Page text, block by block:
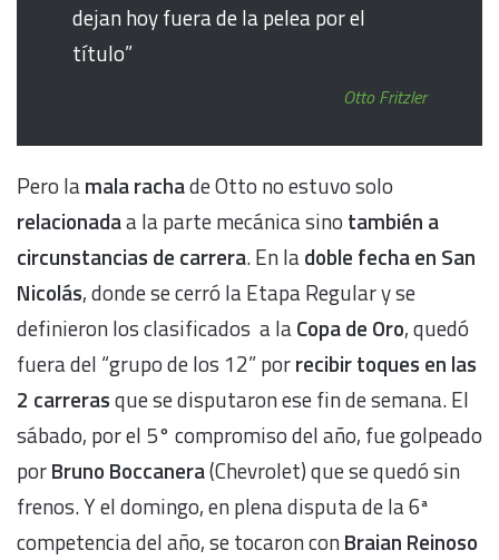
dejan hoy fuera de la pelea por el
título”
Otto Fritzler
Pero lamala rachade Otto no estuvo solo
relacionadaa la parte mecánica sino también a
circunstancias de carrera. En ladoble fecha en San
Nicolás, donde se cerró la Etapa Regular y se
definieron los clasificados a laCopa de Oro, quedó
fuera del “grupo de los 12” porrecibir toques en las
2 carrerasque se disputaron ese fin de semana. El
sábado, por el 5° compromiso del año, fue golpeado
porBruno Boccanera(Chevrolet) que se quedó sin
frenos. Y el domingo, en plena disputa de la 6ª
competencia del año, se tocaron conBraian Reinoso